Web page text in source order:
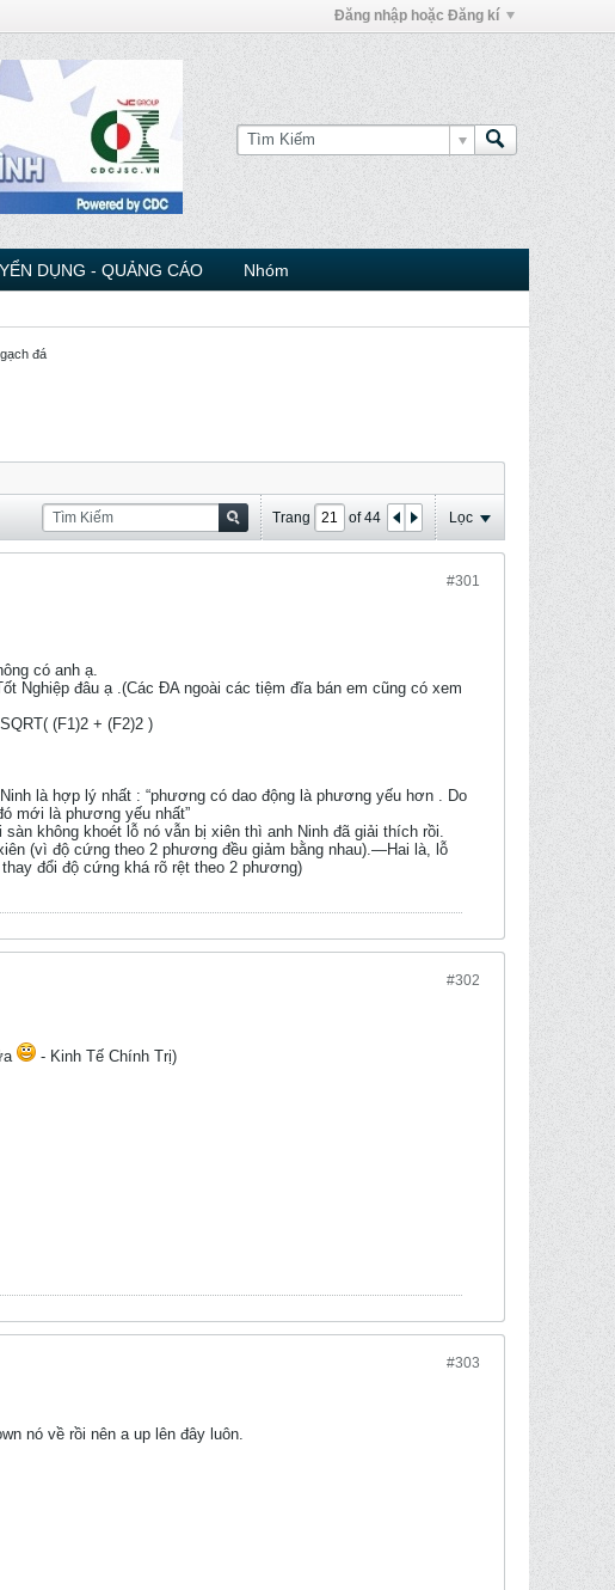
Đăng nhập hoặc Đăng kí
DỤNG - QUẢNG CÁO Nhóm
đá
Trang of44 Lọc
#301
có anh ạ.
Nghiệp đâu ạ .(Các ĐA ngoài các tiệm đĩa bán em cũng có xem
(F1)2 + (F2)2 )
là hợp lý nhất : “phương có dao động là phương yếu hơn . Do
mới là phương yếu nhất”
không khoét lỗ nó vẫn bị xiên thì anh Ninh đã giải thích rồi.
(vì độ cứng theo 2 phương đều giảm bằng nhau).—Hai là, lỗ
đổi độ cứng khá rõ rệt theo 2 phương)
#302
- Kinh Tế Chính Trị)
#303
nó về rồi nên a up lên đây luôn.